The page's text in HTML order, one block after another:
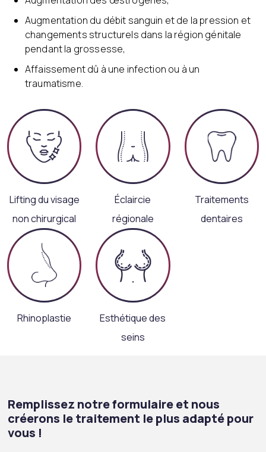
Augmentation du débit sanguin et de la pression et
changements structurels dans la région génitale
pendant la grossesse,
Affaissement dû à une infection ou à un
traumatisme.
Lifting du visage
non chirurgical
Éclaircie
régionale
Traitements
dentaires
Rhinoplastie
Esthétique des
seins
Remplissez notre formulaire et nous
créerons le traitement le plus adapté pour
vous !